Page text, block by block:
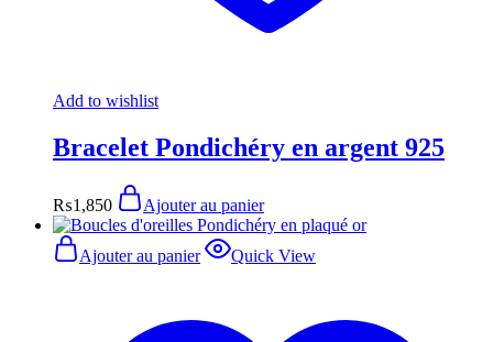
Add to wishlist
Bracelet Pondichéry en argent 925
₨1,850 Ajouter au panier
Ajouter au panier Quick View